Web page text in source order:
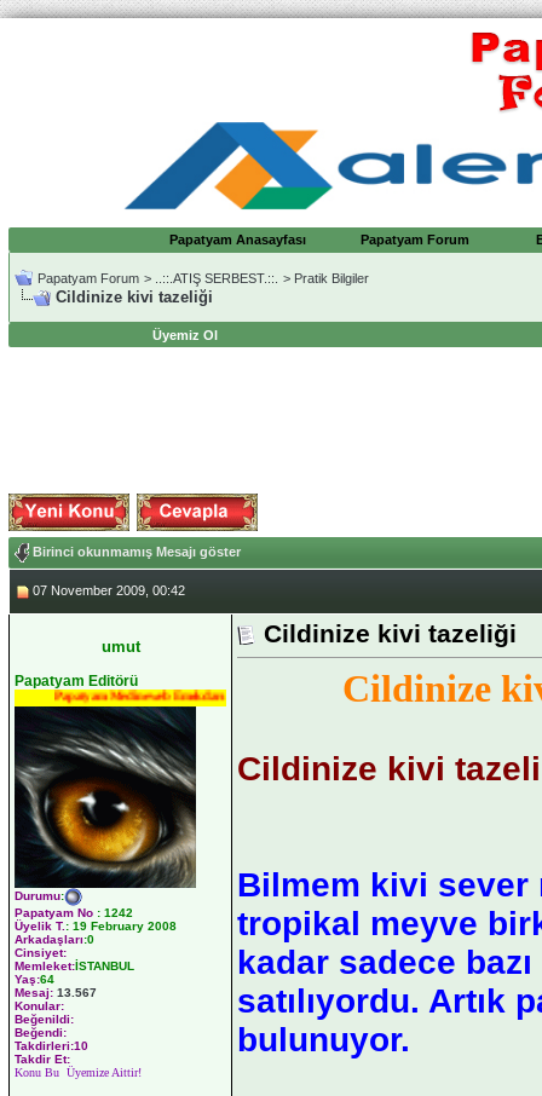
Papatyam Anasayfası Papatyam Forum
Papatyam Forum > ..::.ATIŞ SERBEST.::. > Pratik Bilgiler
Cildinize kivi tazeliği
Üyemiz Ol
Birinci okunmamış Mesajı göster
07 November 2009, 00:42
umut
Papatyam Editörü
Papatyam Medineweb Emekdarı
Durumu:
Papatyam No : 1242
Üyelik T.: 19 February 2008
Arkadaşları:0
Cinsiyet:
Memleket:İSTANBUL
Yaş:64
Mesaj: 13.567
Konular:
Beğenildi:
Beğendi:
Takdirleri:10
Takdir Et:
Konu Bu Üyemize Aittir!
Cildinize kivi tazeliği
Cildinize
Cildinize kivi
Bilmem kivi sever
tropikal meyve
kadar sadece
satılıyordu. Artık
bulunuyor.